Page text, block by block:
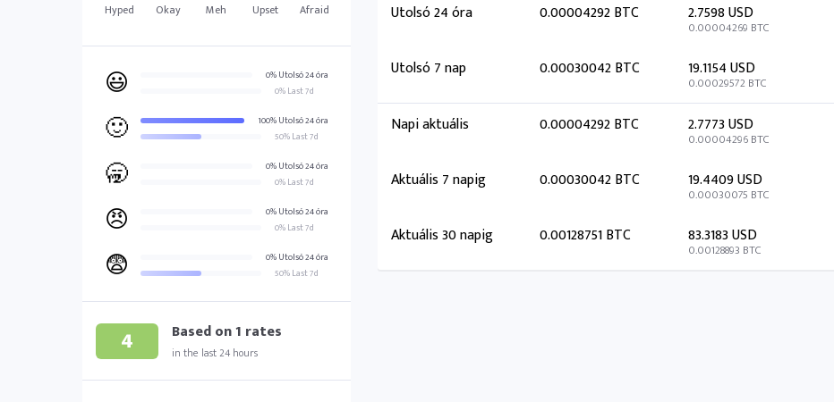
Hyped Okay Meh Upset Afraid
😃
0% Utolsó 24 óra
0% Last 7d
🙂
100% Utolsó 24 óra
50% Last 7d
🥱
0% Utolsó 24 óra
0% Last 7d
😠
0% Utolsó 24 óra
0% Last 7d
😨
0% Utolsó 24 óra
50% Last 7d
4 Based on1 rates
in the last 24 hours
Utolsó 24 óra 0.00004292 BTC 2.7598 USD
0.00004269 BTC
Utolsó 7 nap 0.00030042 BTC 19.1154 USD
0.00029572 BTC
Napi aktuális 0.00004292 BTC 2.7773 USD
0.00004296 BTC
Aktuális 7 napig 0.00030042 BTC 19.4409 USD
0.00030075 BTC
Aktuális 30 napig 0.00128751 BTC 83.3183 USD
0.00128893 BTC